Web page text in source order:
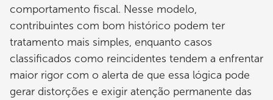
comportamento fiscal. Nesse modelo,
contribuintes com bom histórico podem ter
tratamento mais simples, enquanto casos
classificados como reincidentes tendem a enfrentar
maior rigor com o alerta de que essa lógica pode
gerar distorções e exigir atenção permanente das